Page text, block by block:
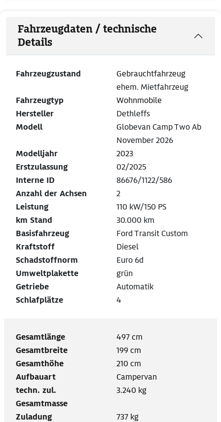
Fahrzeugdaten / technische
Details
Fahrzeugzustand
Gebrauchtfahrzeug
ehem. Mietfahrzeug
Fahrzeugtyp
Wohnmobile
Hersteller
Dethleffs
Modell
Globevan Camp Two Ab
November 2026
Modelljahr
2023
Erstzulassung
02/2025
Interne ID
86676/1122/586
Anzahl der Achsen
2
Leistung
110 kW/150 PS
km Stand
30.000 km
Basisfahrzeug
Ford Transit Custom
Kraftstoff
Diesel
Schadstoffnorm
Euro 6d
Umweltplakette
grün
Getriebe
Automatik
Schlafplätze
4
Gesamtlänge
497 cm
Gesamtbreite
199 cm
Gesamthöhe
210 cm
Aufbauart
Campervan
techn. zul.
Gesamtmasse
3.240 kg
Zuladung
737 kg